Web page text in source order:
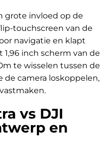
grote invloed op de
touchscreen van de
navigatie en klapt
1,96 inch scherm van de
te wisselen tussen de
de camera loskoppelen,
vs DJI
en